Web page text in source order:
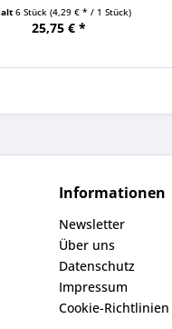
6 Stück(4,29 € * / 1 Stück)
25,75 € *
Informationen
Newsletter
Über uns
Datenschutz
Impressum
Cookie-Richtlinien